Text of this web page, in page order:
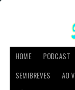
HOME PODCAST
SEMIBREVES
AO